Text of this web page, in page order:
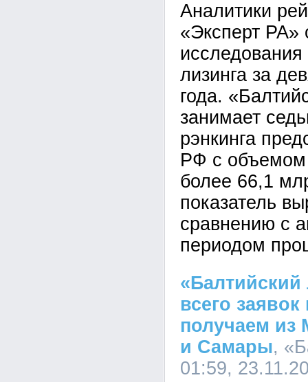
Аналитики
«Эксперт РА»
исследования
лизинга за
года.
занимает
рэнкинга
РФ с объемом
более 66,1
показатель
сравнению с
периодом
всего
получаем из
и Самары,
01:59,